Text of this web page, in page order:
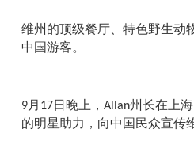
维州的顶级餐厅、特色野生动
中国游客。
9月 17日晚上， Allan州长在上
的明星助力，向中国民众宣传